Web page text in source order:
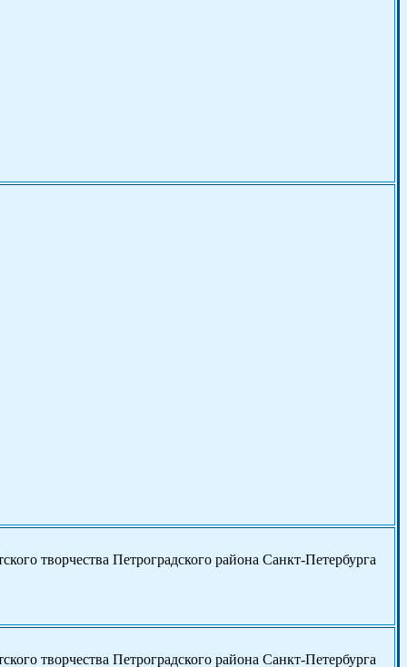
творчества Петроградского района Санкт-Петербурга
творчества Петроградского района Санкт-Петербурга